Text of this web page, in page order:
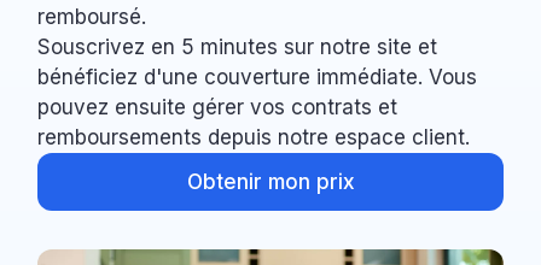
remboursé.
Souscrivez en 5 minutes sur notre site et
bénéficiez d'une couverture immédiate. Vous
pouvez ensuite gérer vos contrats et
remboursements depuis notre espace client.
Obtenir mon prix